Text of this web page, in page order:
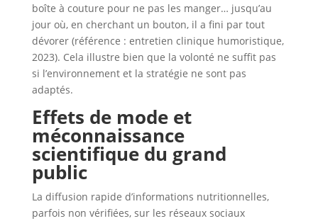
boîte à couture pour ne pas les manger… jusqu’au
jour où, en cherchant un bouton, il a fini par tout
dévorer (référence : entretien clinique humoristique,
2023). Cela illustre bien que la volonté ne suffit pas
si l’environnement et la stratégie ne sont pas
adaptés.
Effets de mode et
méconnaissance
scientifique du grand
public
La diffusion rapide d’informations nutritionnelles,
parfois non vérifiées, sur les réseaux sociaux